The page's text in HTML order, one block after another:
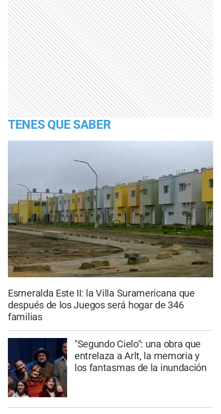
TENES QUE SABER
Esmeralda Este II: la Villa Suramericana que
después de los Juegos será hogar de 346
familias
"Segundo Cielo": una obra que
entrelaza a Arlt, la memoria y
los fantasmas de la inundación